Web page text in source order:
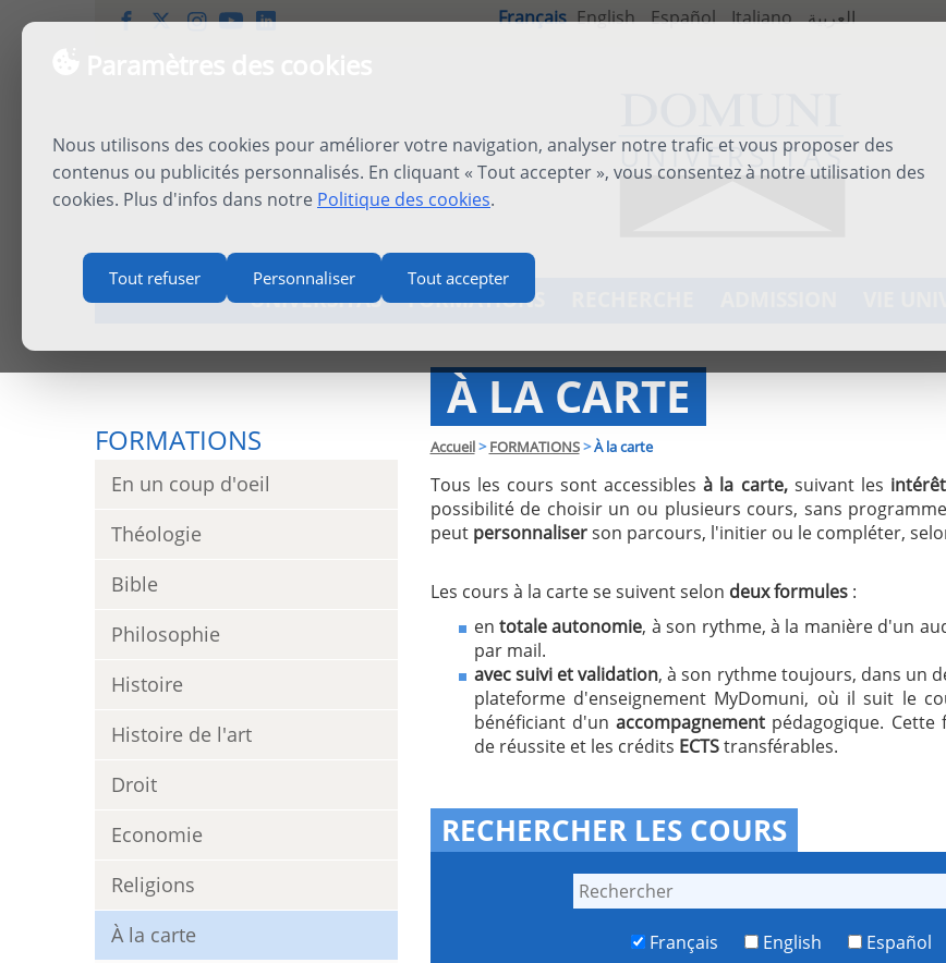
Nous utilisons des cookies pour améliorer votre navigation, analyser notre trafic et vous proposer des
contenus ou publicités personnalisés. En cliquant « Tout accepter », vous consentez à notre utilisation des
cookies. Plus d'infos dans notre Politique des cookies.
Tout refuser Personnaliser Tout accepter
Français English Español Italiano العربية
UNIVERSITAS FORMATIONS VIE
FORMATIONS
En un coup d'oeil
Théologie
Bible
Philosophie
Histoire
Histoire de l'art
Droit
Economie
Religions
À la carte
À LA CARTE
Accueil> FORMATIONS>À la carte
Tous les cours sont accessiblesà la carte, suivant les
possibilité de choisir un ou plusieurs cours, sans
peut personnaliserson parcours, l'initier ou le compléter,
Les cours à la carte se suivent selon deux formules:
en totale autonomie, à son rythme, à la manière d'un
par mail.
avec suivi et validation, à son rythme toujours, dans un
plateforme d'enseignement MyDomuni, où il suit le
bénéficiant d'unaccompagnement pédagogique.
de réussite et les crédits ECTStransférables.
RECHERCHER LES COURS
Français English Español